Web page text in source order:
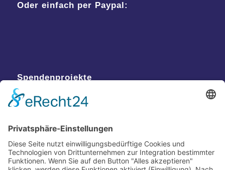
Oder einfach per Paypal:
Spendenprojekte